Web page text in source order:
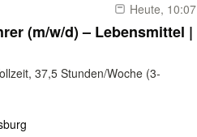
Heute, 10:07
(m/w/d) – Lebensmittel |
37,5 Stunden/Woche (3-